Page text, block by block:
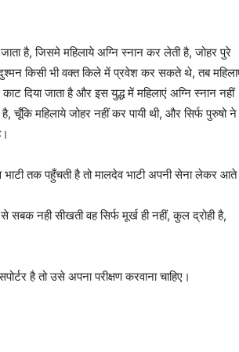
है, जिसमे महिलाये अग्नि स्नान कर लेती है, जोहर पुरे
दुश्मन किसी भी वक्त किले में प्रवेश कर सकते थे, तब
दिया जाता है और इस युद्ध में महिलाएं अग्नि स्नान नहीं
है, चूँकि महिलाये जोहर नहीं कर पायी थी, और सिर्फ पुरुषो ने
तक पहुँचती है तो मालदेव भाटी अपनी सेना लेकर आते
नही सीखती वह सिर्फ मूर्ख ही नहीं, कुल द्रोही है,
है तो उसे अपना परीक्षण करवाना चाहिए।